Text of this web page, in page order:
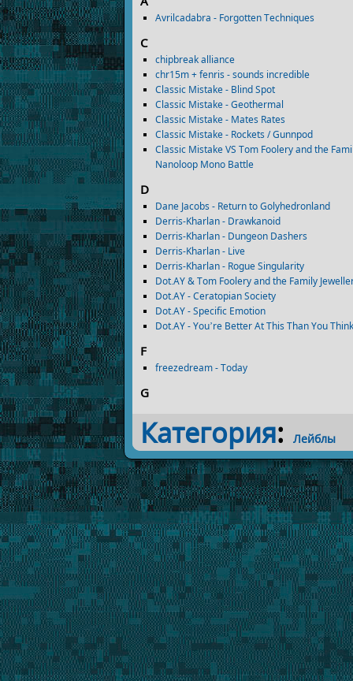
Avrilcadabra - Forgotten Techniques
C
chipbreak alliance
chr15m + fenris - sounds incredible
Classic Mistake - Blind Spot
Classic Mistake - Geothermal
Classic Mistake - Mates Rates
Classic Mistake - Rockets / Gunnpod
Classic Mistake VS Tom Foolery and the
Nanoloop Mono Battle
D
Dane Jacobs - Return to Golyhedronland
Derris-Kharlan - Drawkanoid
Derris-Kharlan - Dungeon Dashers
Derris-Kharlan - Live
Derris-Kharlan - Rogue Singularity
Dot.AY & Tom Foolery and the Family
Dot.AY - Ceratopian Society
Dot.AY - Specific Emotion
Dot.AY - You’re Better At This Than You
F
freezedream - Today
G
Категория: Лейблы